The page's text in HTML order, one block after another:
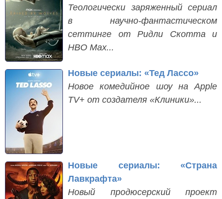
Теологически заряженный сериал
в научно-фантастическом
сеттинге от Ридли Скотта и
HBO Max...
Новые сериалы: «Тед Лассо»
Новое комедийное шоу на Apple
TV+ от создателя «Клиники»...
Новые сериалы: «Страна
Лавкрафта»
Новый продюсерский проект